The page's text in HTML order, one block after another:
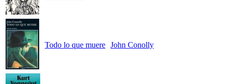
Todo lo que muere John Conolly